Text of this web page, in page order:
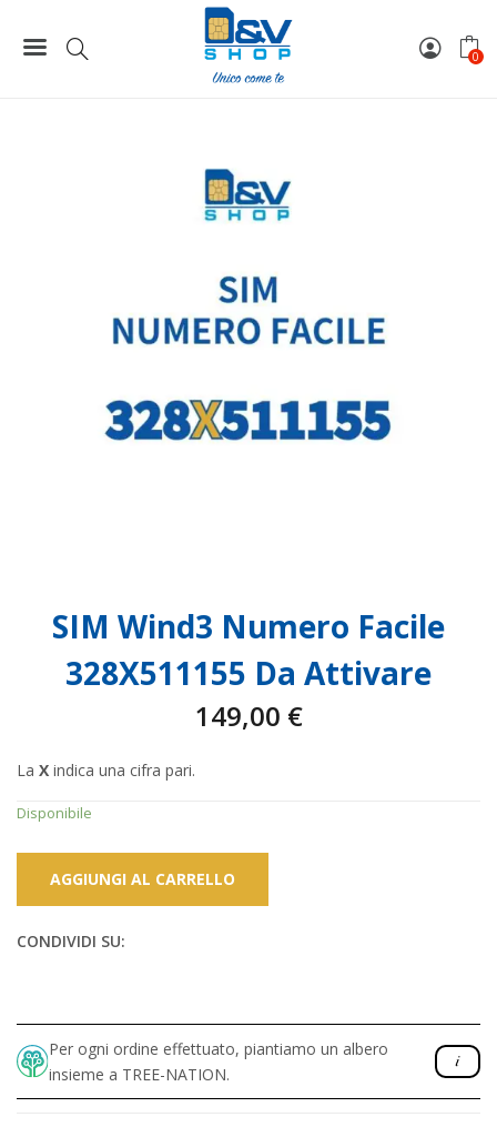
0
SIM Wind3 Numero Facile 328X511155 Da Attivare
SIM Wind3 Numero Facile
328X511155 Da Attivare
149,00 €
La X indica una cifra pari.
Disponibile
AGGIUNGI AL CARRELLO
CONDIVIDI SU:
Per ogni ordine effettuato, piantiamo un albero
insieme a TREE-NATION.